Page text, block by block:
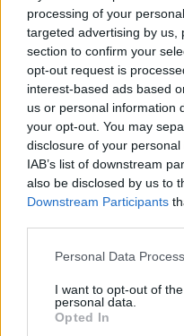
processing of your
targeted advertising by us,
section to confirm your
opt-out request is
interest-based ads based
us or personal information
your opt-out. You may
disclosure of your
IAB’s list of downstream
also be disclosed by us to
Downstream Participants
Personal Data
I want to opt-out of
personal data.
Opted In
07.08.2026 / 15:30
Астронавти на
открития космос